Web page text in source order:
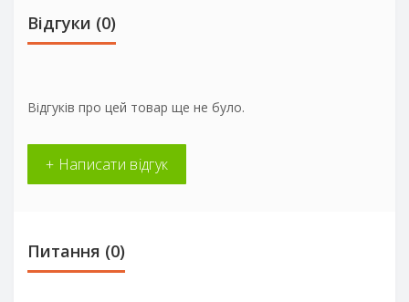
Відгуки (0)
Відгуків про цей товар ще не було.
+ Написати відгук
Питання (0)